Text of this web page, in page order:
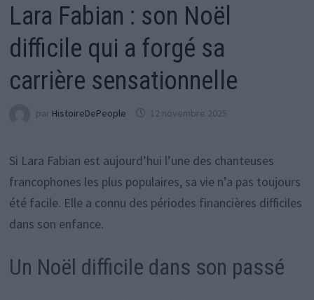
Lara Fabian : son Noël
difficile qui a forgé sa
carrière sensationnelle
par HistoireDePeople 12 novembre 2025
Si Lara Fabian est aujourd’hui l’une des chanteuses
francophones les plus populaires, sa vie n’a pas toujours
été facile. Elle a connu des périodes financières difficiles
dans son enfance.
Un Noël difficile dans son passé